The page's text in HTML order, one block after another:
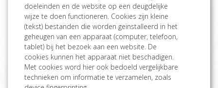
Plan route naar Atelier
Meer informatie
Het Atelier
Online Museum
Sfeerimpressie
Originele schilderijen
Print op maat
Servies, keuken & tafel
doeleinden en de website op een deugdelijke
wijze te doen functioneren. Cookies zijn kleine
(tekst) bestanden die worden geïnstalleerd in het
geheugen van een apparaat (computer, telefoon,
tablet) bij het bezoek aan een website. De
cookies kunnen het apparaat niet beschadigen.
Met cookies word hier ook bedoeld vergelijkbare
technieken om informatie te verzamelen, zoals